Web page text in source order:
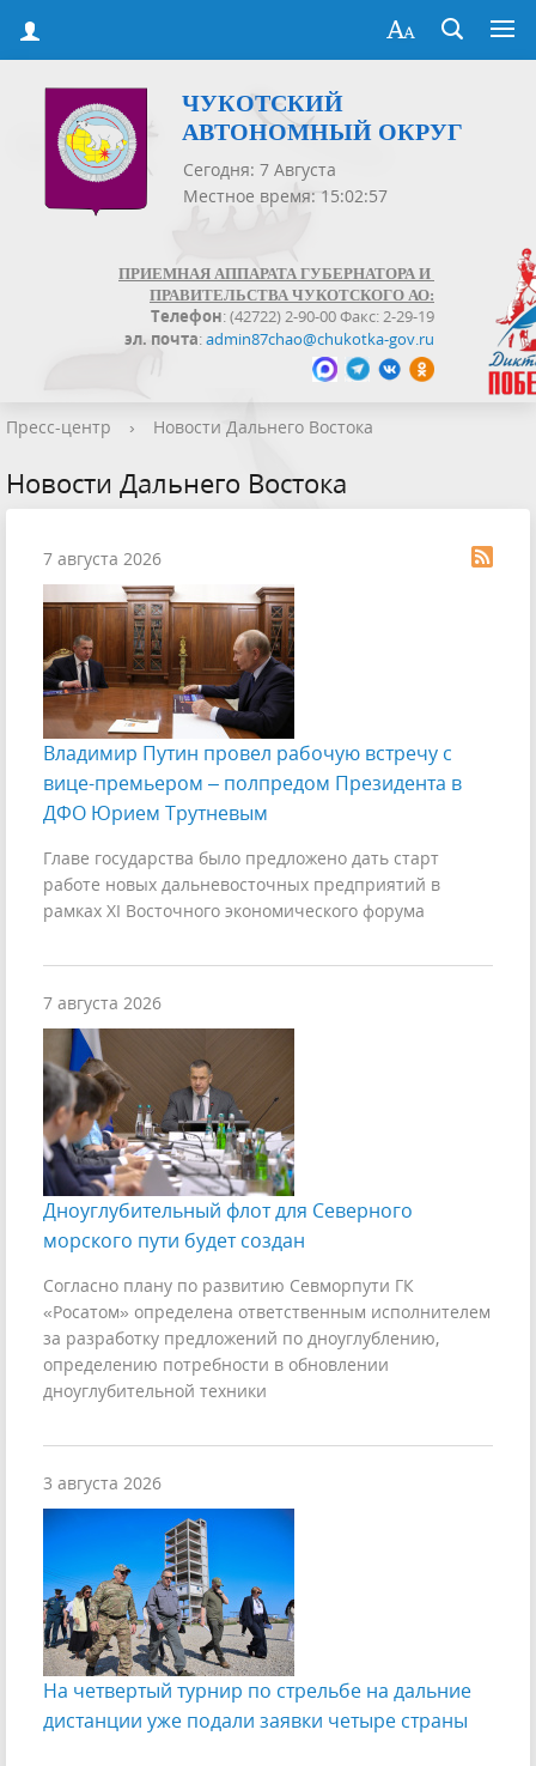
ЧУКОТСКИЙ
АВТОНОМНЫЙ ОКРУГ
Сегодня: 7 Августа
Местное время: 15:02:57
ПРИЕМНАЯ АППАРАТА ГУБЕРНАТОРА И
ПРАВИТЕЛЬСТВА ЧУКОТСКОГО АО:
Телефон: (42722) 2-90-00 Факс: 2-29-19
эл. почта:admin87chao@chukotka-gov.ru
Пресс-центр › Новости Дальнего Востока
Новости Дальнего Востока
7 августа 2026
Владимир Путин провел рабочую встречу с
вице-премьером – полпредом Президента в
ДФО Юрием Трутневым
Главе государства было предложено дать старт
работе новых дальневосточных предприятий в
рамках XI Восточного экономического форума
7 августа 2026
Дноуглубительный флот для Северного
морского пути будет создан
Согласно плану по развитию Севморпути ГК
«Росатом» определена ответственным исполнителем
за разработку предложений по дноуглублению,
определению потребности в обновлении
дноуглубительной техники
3 августа 2026
На четвертый турнир по стрельбе на дальние
дистанции уже подали заявки четыре страны